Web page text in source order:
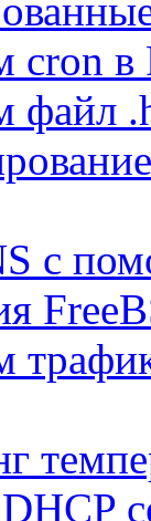
cron в
файл
с